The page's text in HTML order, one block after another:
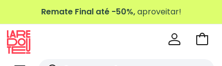
Remate Final até -50%,aproveitar!
Ir